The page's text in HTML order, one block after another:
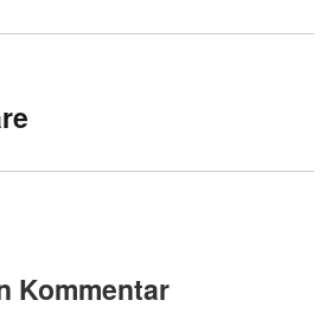
Kommentar